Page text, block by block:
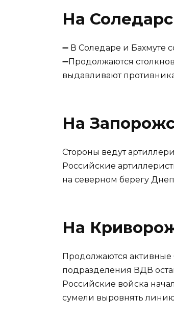
На
➖ В Соледаре и Бахмуте
➖Продолжаются
выдавливают
На
Стороны ведут
Российские
на северном берегу
На
Продолжаются активные
подразделения ВДВ
Российские войска
сумели выровнять